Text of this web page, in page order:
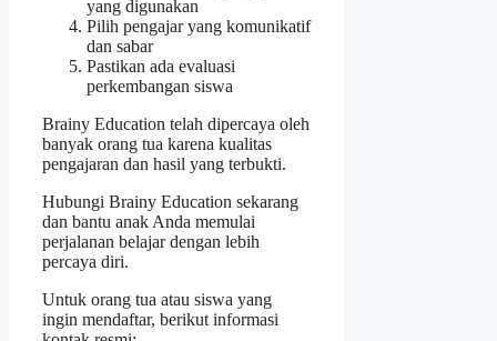
yang digunakan
Pilih pengajar yang komunikatif
dan sabar
Pastikan ada evaluasi
perkembangan siswa
Brainy Education telah dipercaya oleh
banyak orang tua karena kualitas
pengajaran dan hasil yang terbukti.
Hubungi Brainy Education sekarang
dan bantu anak Anda memulai
perjalanan belajar dengan lebih
percaya diri.
Untuk orang tua atau siswa yang
ingin mendaftar, berikut informasi